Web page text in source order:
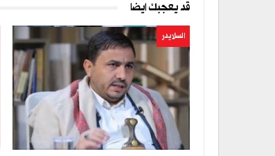
قد يعجبك ايضا
السلايدر